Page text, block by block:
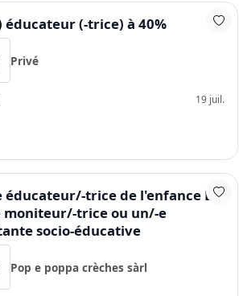
éducateur (-trice) à 40%
Privé
19 juil.
éducateur/-trice de l'enfance ES,
moniteur/-trice ou un/-e
socio-éducative
Pop e poppa crèches sàrl